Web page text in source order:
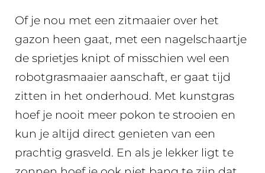
Of je nou met een zitmaaier over het
gazon heen gaat, met een nagelschaartje
de sprietjes knipt of misschien wel een
robotgrasmaaier aanschaft, er gaat tijd
zitten in het onderhoud. Met kunstgras
hoef je nooit meer pokon te strooien en
kun je altijd direct genieten van een
prachtig grasveld. En als je lekker ligt te